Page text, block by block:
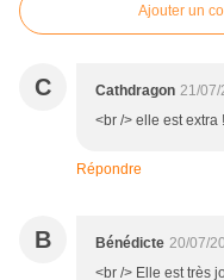
Ajouter un
C Cathdragon 21/07/
<br /> elle est extra
Répondre
B Bénédicte 20/07/
<br /> Elle est très